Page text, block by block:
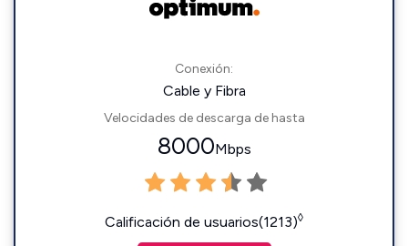
Conexión:
Cable y Fibra
Velocidades de descarga de hasta
8000Mbps
Calificación de usuarios(1213)◊